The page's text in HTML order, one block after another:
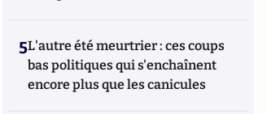
5L'autre été meurtrier : ces coups
bas politiques qui s'enchaînent
encore plus que les canicules